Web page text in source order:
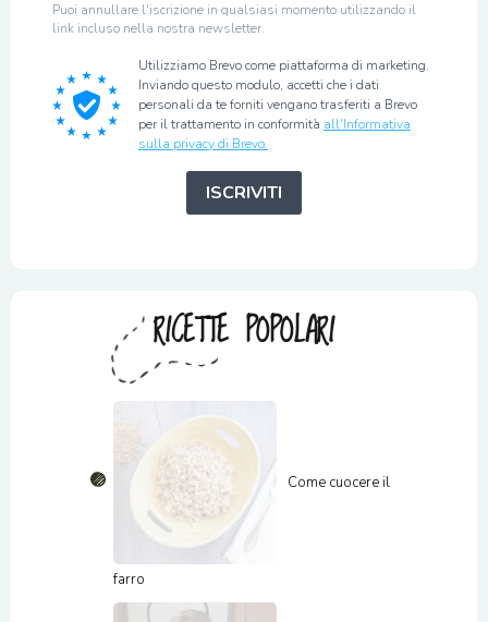
Puoi annullare l'iscrizione in qualsiasi momento utilizzando il
link incluso nella nostra newsletter.
Utilizziamo Brevo come piattaforma di marketing.
Inviando questo modulo, accetti che i dati
personali da te forniti vengano trasferiti a Brevo
per il trattamento in conformità all'Informativa
sulla privacy di Brevo.
ISCRIVITI
RICETTE POPOLARI
Come cuocere il
farro